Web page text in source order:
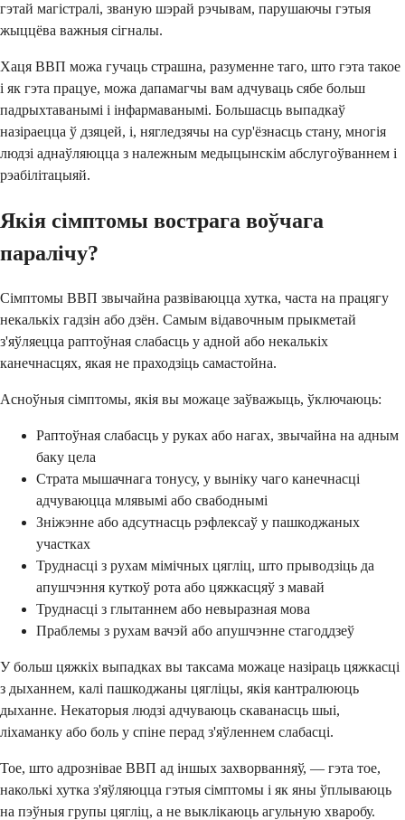
гэтай магістралі, званую шэрай рэчывам, парушаючы гэтыя
жыццёва важныя сігналы.
Хаця ВВП можа гучаць страшна, разуменне таго, што гэта такое
і як гэта працуе, можа дапамагчы вам адчуваць сябе больш
падрыхтаванымі і інфармаванымі. Большасць выпадкаў
назіраецца ў дзяцей, і, нягледзячы на ​​сур'ёзнасць стану, многія
людзі аднаўляюцца з належным медыцынскім абслугоўваннем і
рэабілітацыяй.
Якія сімптомы вострага воўчага
паралічу?
Сімптомы ВВП звычайна развіваюцца хутка, часта на працягу
некалькіх гадзін або дзён. Самым відавочным прыкметай
з'яўляецца раптоўная слабасць у адной або некалькіх
канечнасцях, якая не праходзіць самастойна.
Асноўныя сімптомы, якія вы можаце заўважыць, ўключаюць:
Раптоўная слабасць у руках або нагах, звычайна на адным
баку цела
Страта мышачнага тонусу, у выніку чаго канечнасці
адчуваюцца млявымі або свабоднымі
Зніжэнне або адсутнасць рэфлексаў у пашкоджаных
участках
Труднасці з рухам мімічных цягліц, што прыводзіць да
апушчэння куткоў рота або цяжкасцяў з мавай
Труднасці з глытаннем або невыразная мова
Праблемы з рухам вачэй або апушчэнне стагоддзеў
У больш цяжкіх выпадках вы таксама можаце назіраць цяжкасці
з дыханнем, калі пашкоджаны цягліцы, якія кантралююць
дыханне. Некаторыя людзі адчуваюць скаванасць шыі,
ліхаманку або боль у спіне перад з'яўленнем слабасці.
Тое, што адрознівае ВВП ад іншых захворванняў, — гэта тое,
наколькі хутка з'яўляюцца гэтыя сімптомы і як яны ўплываюць
на пэўныя групы цягліц, а не выклікаюць агульную хваробу.